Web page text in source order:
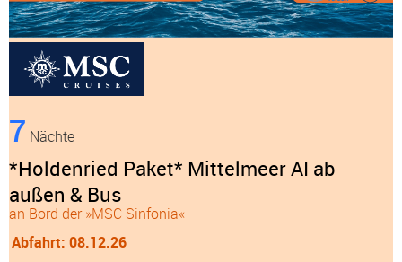
7 Nächte
*Holdenried Paket* Mittelmeer AI ab
außen & Bus
an Bord der »MSC Sinfonia«
Abfahrt: 08.12.26